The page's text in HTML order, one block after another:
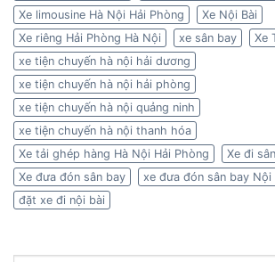
Xe limousine Hà Nội Hải Phòng
Xe Nội Bài
Xe riêng Hải Phòng Hà Nội
xe sân bay
Xe
xe tiện chuyến hà nội hải dương
xe tiện chuyến hà nội hải phòng
xe tiện chuyến hà nội quảng ninh
xe tiện chuyến hà nội thanh hóa
Xe tải ghép hàng Hà Nội Hải Phòng
Xe đi
Xe đưa đón sân bay
xe đưa đón sân bay Nội
đặt xe đi nội bài